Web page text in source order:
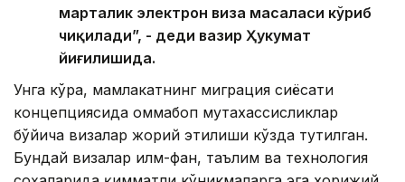
марталик электрон виза масаласи кўриб
чиқилади”, - деди вазир Ҳукумат
йиғилишида.
Унга кўра, мамлакатнинг миграция сиёсати
концепциясида оммабоп мутахассисликлар
бўйича визалар жорий этилиши кўзда тутилган.
Бундай визалар илм-фан, таълим ва технология